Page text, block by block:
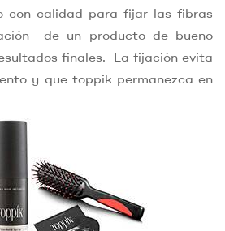
con calidad para fijar las fibras
de un producto de bueno
finales. La fijación evita
y que toppik permanezca en